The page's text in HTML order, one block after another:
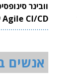
וובינר
2026
אנשים